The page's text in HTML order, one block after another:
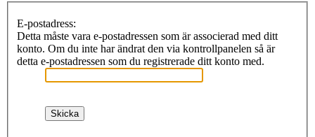
E-postadress:
Detta måste vara e-postadressen som är associerad med ditt
konto. Om du inte har ändrat den via kontrollpanelen så är
detta e-postadressen som du registrerade ditt konto med.